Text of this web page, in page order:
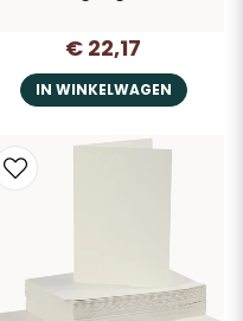
€ 22,17
IN WINKELWAGEN